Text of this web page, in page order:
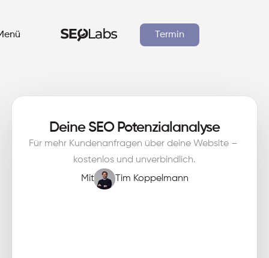
Termin
Ressourcen
Deine SEO Potenzial­analyse
Für mehr Kundenanfragen über deine Website –
kostenlos und unverbindlich.
Mit
Tim Koppelmann